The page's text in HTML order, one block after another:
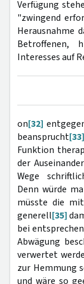
Verfügung
"zwingend
Herausnahme
Betroffenen,
Interesses auf
on[32]
beansprucht[33]
Funktion
der
Wege
Denn würde
müsste die
generell[35]
bei
Abwägung
verwertet
zur Hemmung
und wäre so